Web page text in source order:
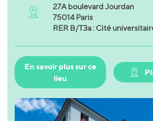
27A boulevard Jourdan
75014 Paris
RER B/T3a : Cité
En savoir plus sur ce
lieu